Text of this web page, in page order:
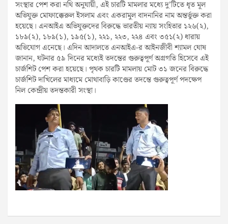
সংস্থার পেশ করা নথি অনুযায়ী, এই চারটি মামলার মধ্যে দু’টিতে ধৃত মূল
অভিযুক্ত মোফাক্কেরুল ইসলাম এবং একরামুল বাদনানির নাম অন্তর্ভুক্ত করা
হয়েছে। এনআইএ অভিযুক্তদের বিরুদ্ধে ভারতীয় ন্যায় সংহিতার ১২৬(২),
১৮৯(২), ১৮৯(১), ১৯৫(১), ২২১, ২২৩, ২২৪ এবং ৩৫১(২) ধারায়
অভিযোগ এনেছে। এদিন আদালতে এনআইএ-র আইনজীবী শ্যামল ঘোষ
জানান, ঘটনার ৫৯ দিনের মধ্যেই তদন্তের গুরুত্বপূর্ণ অগ্রগতি হিসেবে এই
চার্জশিট পেশ করা হয়েছে। পৃথক চারটি মামলায় মোট ৩১ জনের বিরুদ্ধে
চার্জশিট দাখিলের মাধ্যমে মোথাবাড়ি কাণ্ডের তদন্তে গুরুত্বপূর্ণ পদক্ষেপ
নিল কেন্দ্রীয় তদন্তকারী সংস্থা।